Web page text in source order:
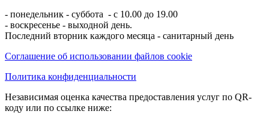
- понедельник - суббота - с 10.00 до 19.00
- воскресенье - выходной день.
Последний вторник каждого месяца - санитарный день
Соглашение об использовании файлов cookie
Политика конфиденциальности
Независимая оценка качества предоставления услуг по QR-
коду или по ссылке ниже: